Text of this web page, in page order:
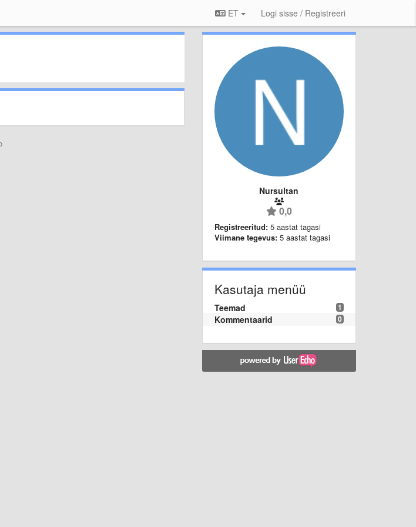
ET Logi sisse / Registreeri
Nursultan
0,0
Registreeritud: 5 aastat tagasi
Viimane tegevus: 5 aastat tagasi
Kasutaja menüü
1
Teemad
0
Kommentaarid